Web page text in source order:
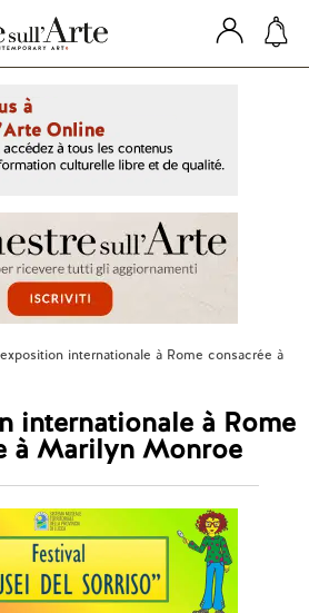
internationale à Rome consacrée à
internationale à Rome
à Marilyn Monroe